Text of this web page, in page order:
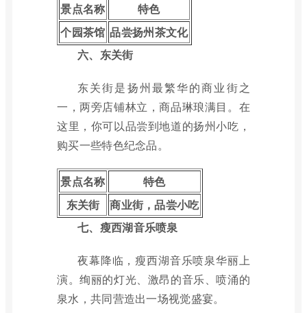
景点名称
特色
个园茶馆 品尝扬州茶文化
六、东关街
东关街是扬州最繁华的商业街之
一，两旁店铺林立，商品琳琅满目。在
这里，你可以品尝到地道的扬州小吃，
购买一些特色纪念品。
景点名称
特色
东关街
商业街，品尝小吃
七、瘦西湖音乐喷泉
夜幕降临，瘦西湖音乐喷泉华丽上
演。绚丽的灯光、激昂的音乐、喷涌的
泉水，共同营造出一场视觉盛宴。